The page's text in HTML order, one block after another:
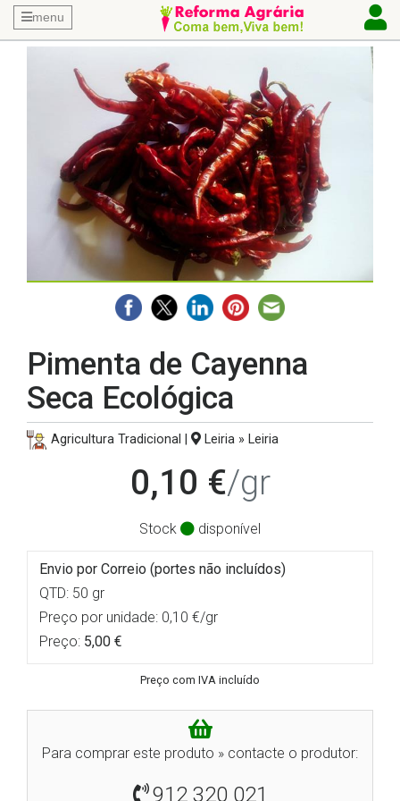
menu
Pimenta de Cayenna
Seca Ecológica
Agricultura Tradicional | Leiria » Leiria
0,10 €/gr
Stock disponível
Envio por Correio (portes não incluídos)
QTD: 50 gr
Preço por unidade: 0,10 €/gr
Preço: 5,00 €
Preço com IVA incluído
Para comprar este produto » contacte o produtor:
912 320 021